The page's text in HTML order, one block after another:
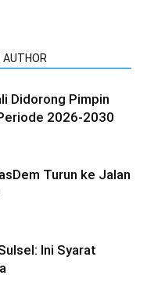
AUTHOR
Didorong Pimpin
2026-2030
Turun ke Jalan
Ini Syarat